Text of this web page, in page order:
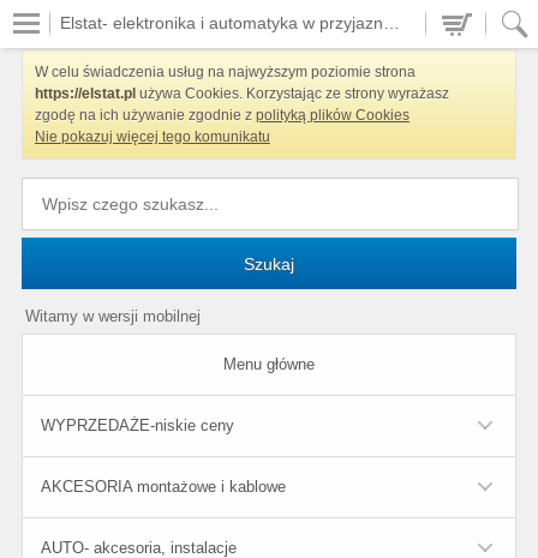
W celu świadczenia usług na najwyższym poziomie strona
https://elstat.pl używa Cookies. Korzystając ze strony wyrażasz
zgodę na ich używanie zgodnie z polityką plików Cookies
Nie pokazuj więcej tego komunikatu
Szukaj
Witamy w wersji mobilnej
Menu główne
WYPRZEDAŻE-niskie ceny
AKCESORIA montażowe i kablowe
AUTO- akcesoria, instalacje